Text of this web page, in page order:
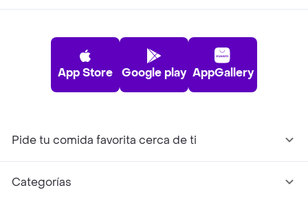
App Store Google play AppGallery
Pide tu comida favorita cerca de ti
Categorías